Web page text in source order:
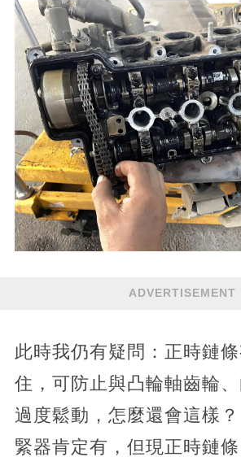
ADVERTISEMENT
此時我仍有疑問：正時鏈
住，可防止與凸輪軸齒輪
過度鬆動，怎麼還會這樣
緊器肯定有，但現正時鏈